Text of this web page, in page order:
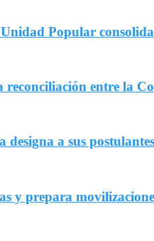
Popular
reconciliación entre la
a sus
y prepara